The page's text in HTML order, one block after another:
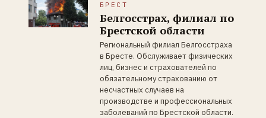
БРЕСТ
Белгосстрах, филиал по
Брестской области
Региональный филиал Белгосстраха
в Бресте. Обслуживает физических
лиц, бизнес и страхователей по
обязательному страхованию от
несчастных случаев на
производстве и профессиональных
заболеваний по Брестской области.